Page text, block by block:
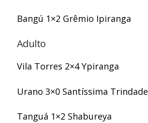
Bangú 1×2 Grêmio Ipiranga
Adulto
Vila Torres 2×4 Ypiranga
Urano 3×0 Santíssima Trindade
Tanguá 1×2 Shabureya